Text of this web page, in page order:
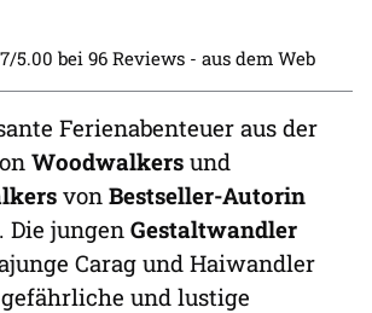
5.00 bei 96 Reviews - aus dem Web
Ferienabenteuer aus der
Woodwalkers und
von Bestseller-Autorin
. Die jungen Gestaltwandler
Carag und Haiwandler
und lustige